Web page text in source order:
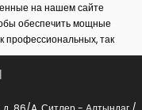
на нашем сайте
обеспечить мощные
профессиональных, так
надежное крепление
и гарантирует